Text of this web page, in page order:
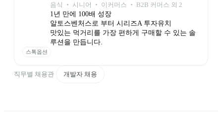
음식 ‧ 시니어 ‧ 이커머스 ‧ B2B 커머스 외 2
1년 만에 100배 성장
알토스벤처스로 부터 시리즈A 투자유치
맛있는 먹거리를 가장 편하게 구매할 수 있는 솔
루션을 만듭니다.
스톡옵션
직무별 채용관 개발자 채용